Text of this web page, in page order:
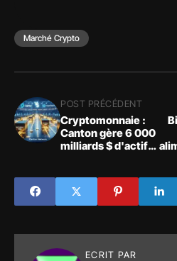
Marché Crypto
POST PRÉCÉDENT
Cryptomonnaie :
Canton gère 6 000
milliards $ d'actifs
ECRIT PAR